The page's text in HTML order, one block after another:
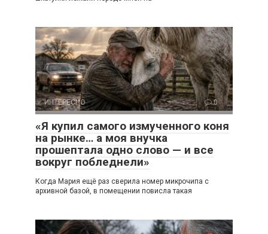
ИНТЕРЕСНО 0
«Я купил самого измученного коня
на рынке… а моя внучка
прошептала одно слово — и все
вокруг побледнели»
Когда Мария ещё раз сверила номер микрочипа с
архивной базой, в помещении повисла такая